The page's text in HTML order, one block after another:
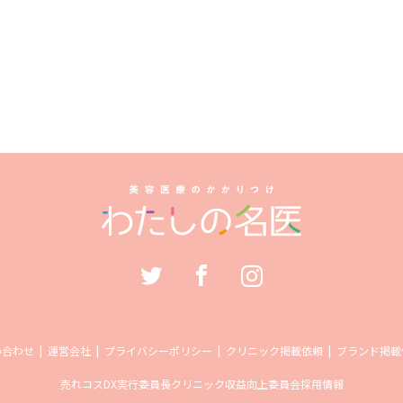
わせ 運営会社 プライバシーポリシー クリニック掲載依頼 ブランド掲
売れコスDX実行委員長クリニック収益向上委員会採用情報